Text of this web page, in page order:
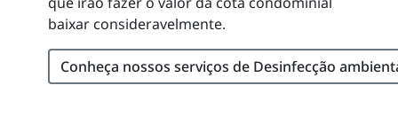
baixar consideravelmente.
Conheça nossos serviços de Desinfecção